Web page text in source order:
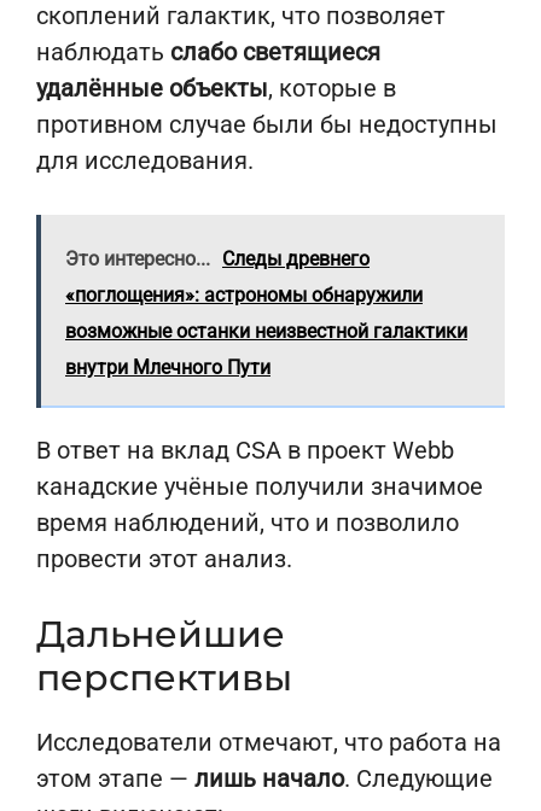
скоплений галактик, что позволяет
наблюдать слабо светящиеся
удалённые объекты, которые в
противном случае были бы недоступны
для исследования.
Это интересно... Следы древнего
«поглощения»: астрономы обнаружили
возможные останки неизвестной галактики
внутри Млечного Пути
В ответ на вклад CSA в проект Webb
канадские учёные получили значимое
время наблюдений, что и позволило
провести этот анализ.
Дальнейшие
перспективы
Исследователи отмечают, что работа на
этом этапе — лишь начало. Следующие